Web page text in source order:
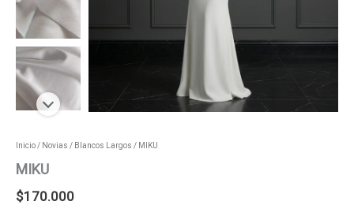
Inicio/ Novias / Blancos Largos / MIKU
MIKU
$170.000